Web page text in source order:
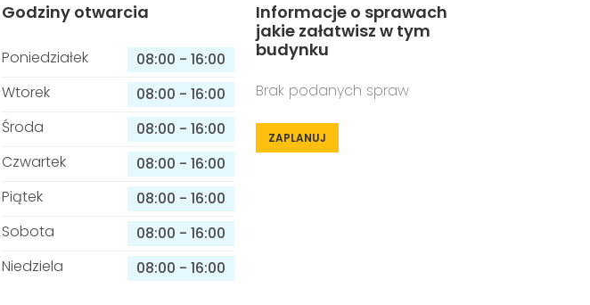
Godziny otwarcia
Poniedziałek 08:00 - 16:00
Wtorek
08:00 - 16:00
Środa
08:00 - 16:00
Czwartek
08:00 - 16:00
Piątek
08:00 - 16:00
Sobota
08:00 - 16:00
Niedziela
08:00 - 16:00
Informacje o sprawach
jakie załatwisz w tym
budynku
Brak podanych spraw
ZAPLANUJ